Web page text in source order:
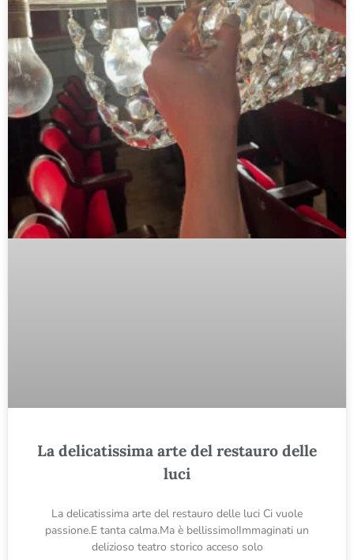
La delicatissima arte del restauro delle
luci
La delicatissima arte del restauro delle luci Ci vuole
passione.E tanta calma.Ma è bellissimo!Immaginati un
delizioso teatro storico acceso solo